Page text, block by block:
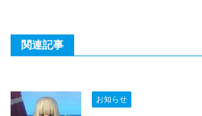
関連記事
お知らせ